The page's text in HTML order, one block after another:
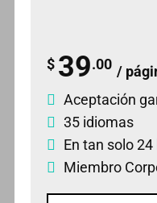
$ 39.00 /
Aceptación
35 idiomas
En tan solo
Miembro